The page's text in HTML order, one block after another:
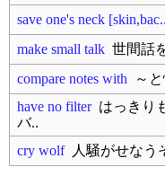
save one's neck [skin,bac..
make small talk 世間話
compare notes with ～
have no filterはっきり
バ..
cry wolf人騒がせなう